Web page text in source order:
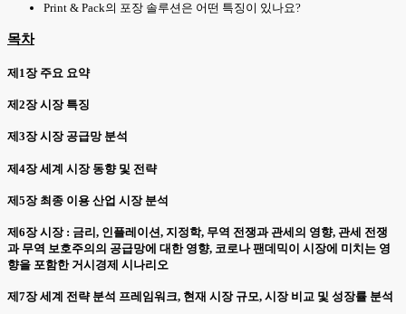
Print & Pack의 포장 솔루션은 어떤 특징이 있나요?
목차
제1장 주요 요약
제2장 시장 특징
제3장 시장 공급망 분석
제4장 세계 시장 동향 및 전략
제5장 최종 이용 산업 시장 분석
제6장 시장 : 금리, 인플레이션, 지정학, 무역 전쟁과 관세의 영향, 관세 전쟁
과 무역 보호주의의 공급망에 대한 영향, 코로나 팬데믹이 시장에 미치는 영
향을 포함한 거시경제 시나리오
제7장 세계 전략 분석 프레임워크, 현재 시장 규모, 시장 비교 및 성장률 분석